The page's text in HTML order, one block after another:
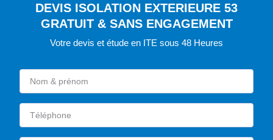
DEVIS ISOLATION EXTERIEURE 53
GRATUIT & SANS ENGAGEMENT
Votre devis et étude en ITE sous 48 Heures